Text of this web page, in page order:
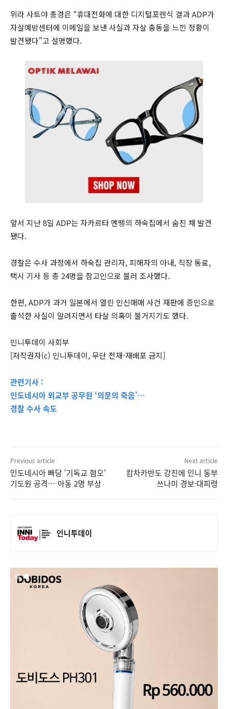
위라 사트야 총경은 “휴대전화에 대한 디지털포렌식 결과 ADP가
자살예방센터에 이메일을 보낸 사실과 자살 충동을 느낀 정황이
발견됐다”고 설명했다.
앞서 지난 8일 ADP는 자카르타 멘뗑의 하숙집에서 숨진 채 발견
됐다.
경찰은 수사 과정에서 하숙집 관리자, 피해자의 아내, 직장 동료,
택시 기사 등 총 24명을 참고인으로 불러 조사했다.
한편, ADP가 과거 일본에서 열린 인신매매 사건 재판에 증인으로
출석한 사실이 알려지면서 타살 의혹이 불거지기도 했다.
인니투데이 사회부
[저작권자(c) 인니투데이, 무단 전재-재배포 금지]
관련기사 :
인도네시아 외교부 공무원 ‘의문의 죽음’…
경찰 수사 속도
Previous article
인도네시아 빠당 ‘기독교 혐오’
기도원 공격… 아동 2명 부상
Next article
캄차카반도 강진에 인니 동부
쓰나미 경보·대피령
인니투데이